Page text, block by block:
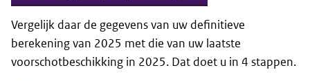
Vergelijk daar de gegevens van uw definitieve
berekening van 2025 met die van uw laatste
voorschotbeschikking in 2025. Dat doet u in 4 stappen.